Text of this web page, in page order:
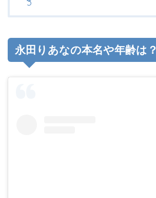
永田りあなの本名や年齢は？